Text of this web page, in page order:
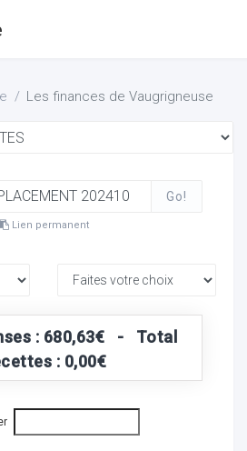
Les finances de Vaugrigneuse
Go!
Lien permanent
: 680,63€ - Total
: 0,00€